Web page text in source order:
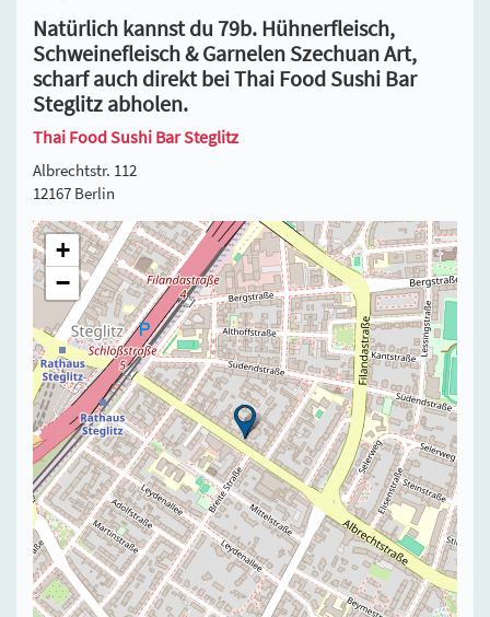
Natürlich kannst du 79b. Hühnerfleisch,
Schweinefleisch & Garnelen Szechuan Art,
scharf auch direkt bei Thai Food Sushi Bar
Steglitz abholen.
Thai Food Sushi Bar Steglitz
Albrechtstr. 112
12167 Berlin
+
−